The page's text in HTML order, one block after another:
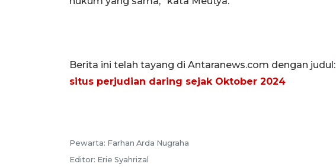
Berita ini telah tayang di Antaranews.com dengan judul:
situs perjudian daring sejak Oktober 2024
Pewarta: Farhan Arda Nugraha
Editor: Erie Syahrizal